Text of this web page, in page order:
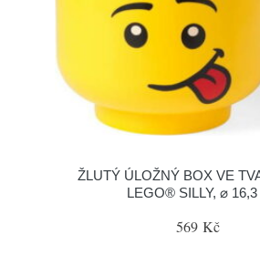
ŽLUTÝ ÚLOŽNÝ BOX VE
LEGO® SILLY, ⌀
569 Kč